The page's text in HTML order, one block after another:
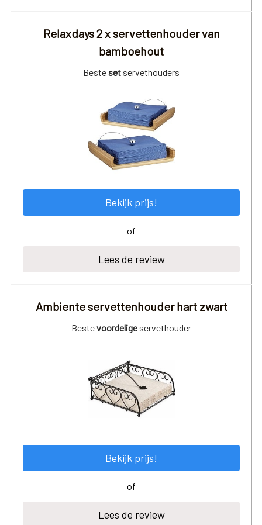
Relaxdays 2 x servettenhouder van
bamboehout
Besteset servethouders
Bekijk prijs!
of
Lees de review
Ambiente servettenhouder hart zwart
Bestevoordelige servethouder
Bekijk prijs!
of
Lees de review